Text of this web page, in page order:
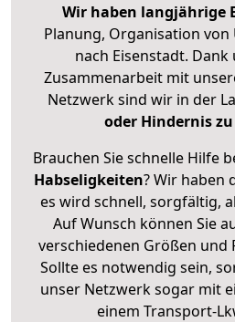
Wir haben langjährige
Planung, Organisation
nach Eisenstadt.
Zusammenarbeit mit
Netzwerk sind wir in der
oder Hindernis
Brauchen Sie schnelle Hilfe
Habseligkeiten? Wir haben
es wird schnell, sorgfältig,
Auf Wunsch können Sie
verschiedenen Größen und
Sollte es notwendig sein,
unser Netzwerk sogar mit
einem Transport-